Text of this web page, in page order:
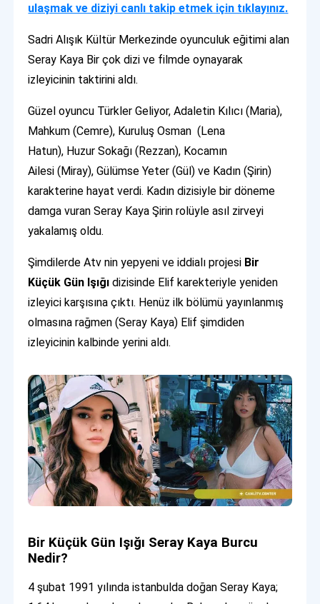
ulaşmak ve diziyi canlı takip etmek için tıklayınız.
Sadri Alışık Kültür Merkezinde oyunculuk eğitimi alan
Seray Kaya Bir çok dizi ve filmde oynayarak
izleyicinin taktirini aldı.
Güzel oyuncu Türkler Geliyor, Adaletin Kılıcı (Maria),
Mahkum (Cemre), Kuruluş Osman (Lena
Hatun), Huzur Sokağı (Rezzan), Kocamın
Ailesi (Miray), Gülümse Yeter (Gül) ve Kadın (Şirin)
karakterine hayat verdi. Kadın dizisiyle bir döneme
damga vuran Seray Kaya Şirin rolüyle asıl zirveyi
yakalamış oldu.
Şimdilerde Atv nin yepyeni ve iddialı projesi Bir
Küçük Gün Işığıdizisinde Elif karekteriyle yeniden
izleyici karşısına çıktı. Henüz ilk bölümü yayınlanmış
olmasına rağmen (Seray Kaya) Elif şimdiden
izleyicinin kalbinde yerini aldı.
Bir Küçük Gün Işığı Seray Kaya Burcu
Nedir?
4 şubat 1991 yılında istanbulda doğan Seray Kaya;